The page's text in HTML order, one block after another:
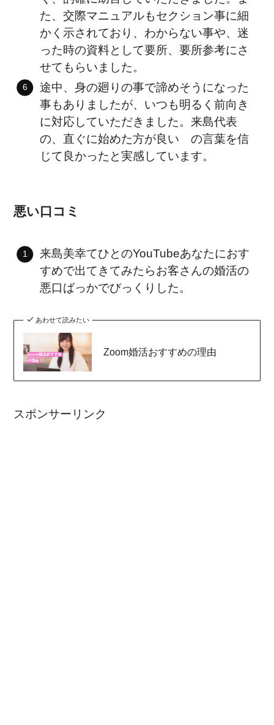
た、交際マニュアルもセクション事に細
かく示されており、わからない事や、迷
った時の資料として要所、要所参考にさ
せてもらいました。
途中、身の廻りの事で諦めそうになった
事もありましたが、いつも明るく前向き
に対応していただきました。来島代表
の、直ぐに始めた方が良い の言葉を信
じて良かったと実感しています。
悪い口コミ
来島美幸てひとのYouTubeあなたにおす
すめで出てきてみたらお客さんの婚活の
悪口ばっかでびっくりした。
あわせて読みたい
Zoom婚活おすすめの理由
スポンサーリンク